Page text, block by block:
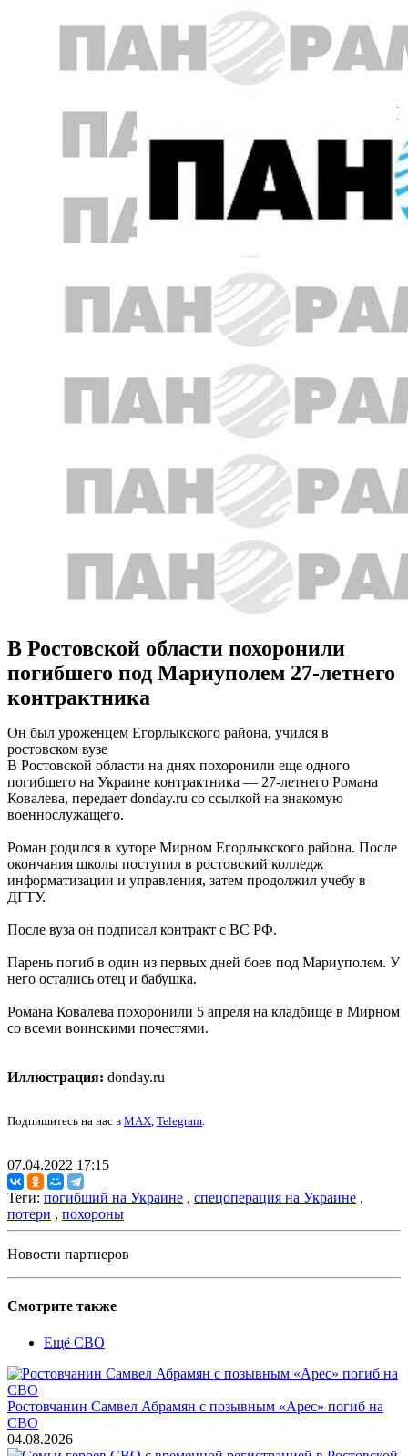
В Ростовской области похоронили
погибшего под Мариуполем 27-летнего
контрактника
Он был уроженцем Егорлыкского района, учился в
ростовском вузе
В Ростовской области на днях похоронили еще одного
погибшего на Украине контрактника — 27-летнего Романа
Ковалева, передает donday.ru со ссылкой на знакомую
военнослужащего.
Роман родился в хуторе Мирном Егорлыкского района. После
окончания школы поступил в ростовский колледж
информатизации и управления, затем продолжил учебу в
ДГТУ.
После вуза он подписал контракт с ВС РФ.
Парень погиб в один из первых дней боев под Мариуполем. У
него остались отец и бабушка.
Романа Ковалева похоронили 5 апреля на кладбище в Мирном
со всеми воинскими почестями.
Иллюстрация: donday.ru
Подпишитесь на нас в MAX, Telegram.
07.04.2022 17:15
Теги: погибший на Украине , спецоперация на Украине ,
потери , похороны
Новости партнеров
Смотрите также
Ещё СВО
Ростовчанин Самвел Абрамян с позывным «Арес» погиб на
СВО
04.08.2026